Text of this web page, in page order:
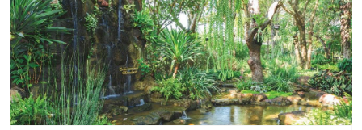
Doquabistro ไม่ได้มีเพียงแค่สวนน้ำเท่านั้นนะ ยังมีสนาม
หญ้าเทียม ขนาด 200 ตารางเมตร มีเครื่องเล่น 7 ชิ้น ที่ให้คุณ
ได้วิ่งเล่นกับน้องหมาหลากหลายสายพันธุ์ของที่นี่ มีทั้งพันธุ์
เล็กและพันธุ์ใหญ่ นี่แค่คิดก็สนุกแล้วววว Dog Water
Park สวนน้ำ แบ่งเป็น 2 โซน ความลึกตรงกลาง 30 cm และ